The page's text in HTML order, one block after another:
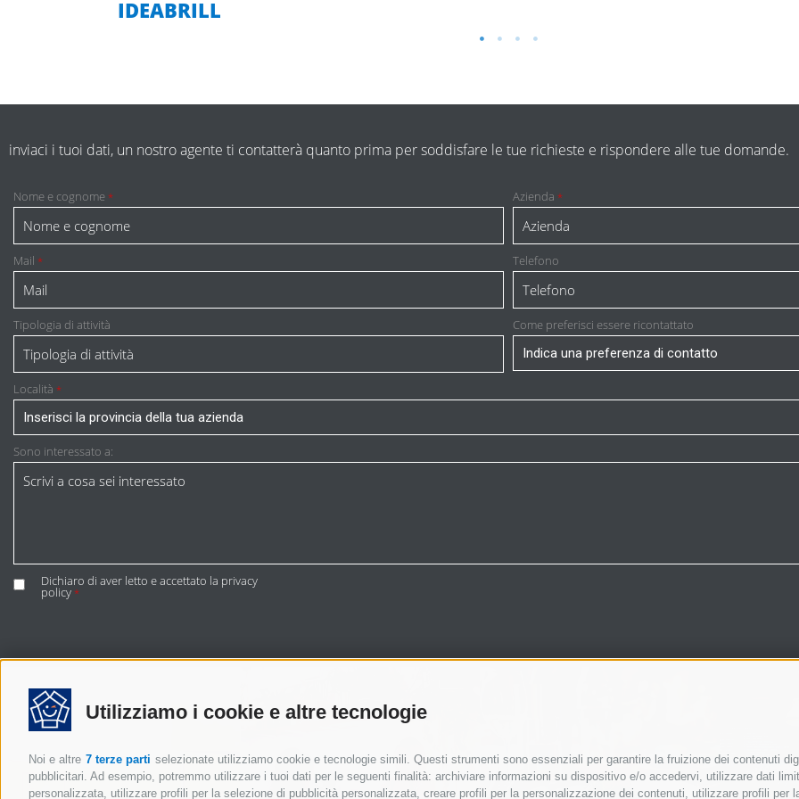
Utilizziamo i cookie e altre tecnologie
Noi e altre 7 terze parti selezionate utilizziamo cookie e tecnologie simili. Questi strumenti sono essenziali per garantire la fruizione dei contenuti
pubblicitari. Ad esempio, potremmo utilizzare i tuoi dati per le seguenti finalità: archiviare informazioni su dispositivo e/o accedervi, utilizzare dati
personalizzata, utilizzare profili per la selezione di pubblicità personalizzata, creare profili per la personalizzazione dei contenuti, utilizzare profili
IDEABRILL
inviaci i tuoi dati, un nostro agente ti contatterà quanto prima per soddisfare le tue richieste e rispondere alle tue domande.
Nome e cognome * Azienda *
Mail * Telefono
Tipologia di attività Come preferisci essere ricontattato
Località *
Sono interessato a:
Dichiaro di aver letto e accettato la privacy
policy *